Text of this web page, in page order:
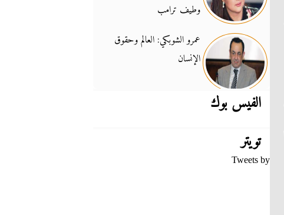
وطيف ترامب
عمرو الشوبكي: العالم وحقوق
الإنسان
الفيس بوك
تويتر
Tweets by